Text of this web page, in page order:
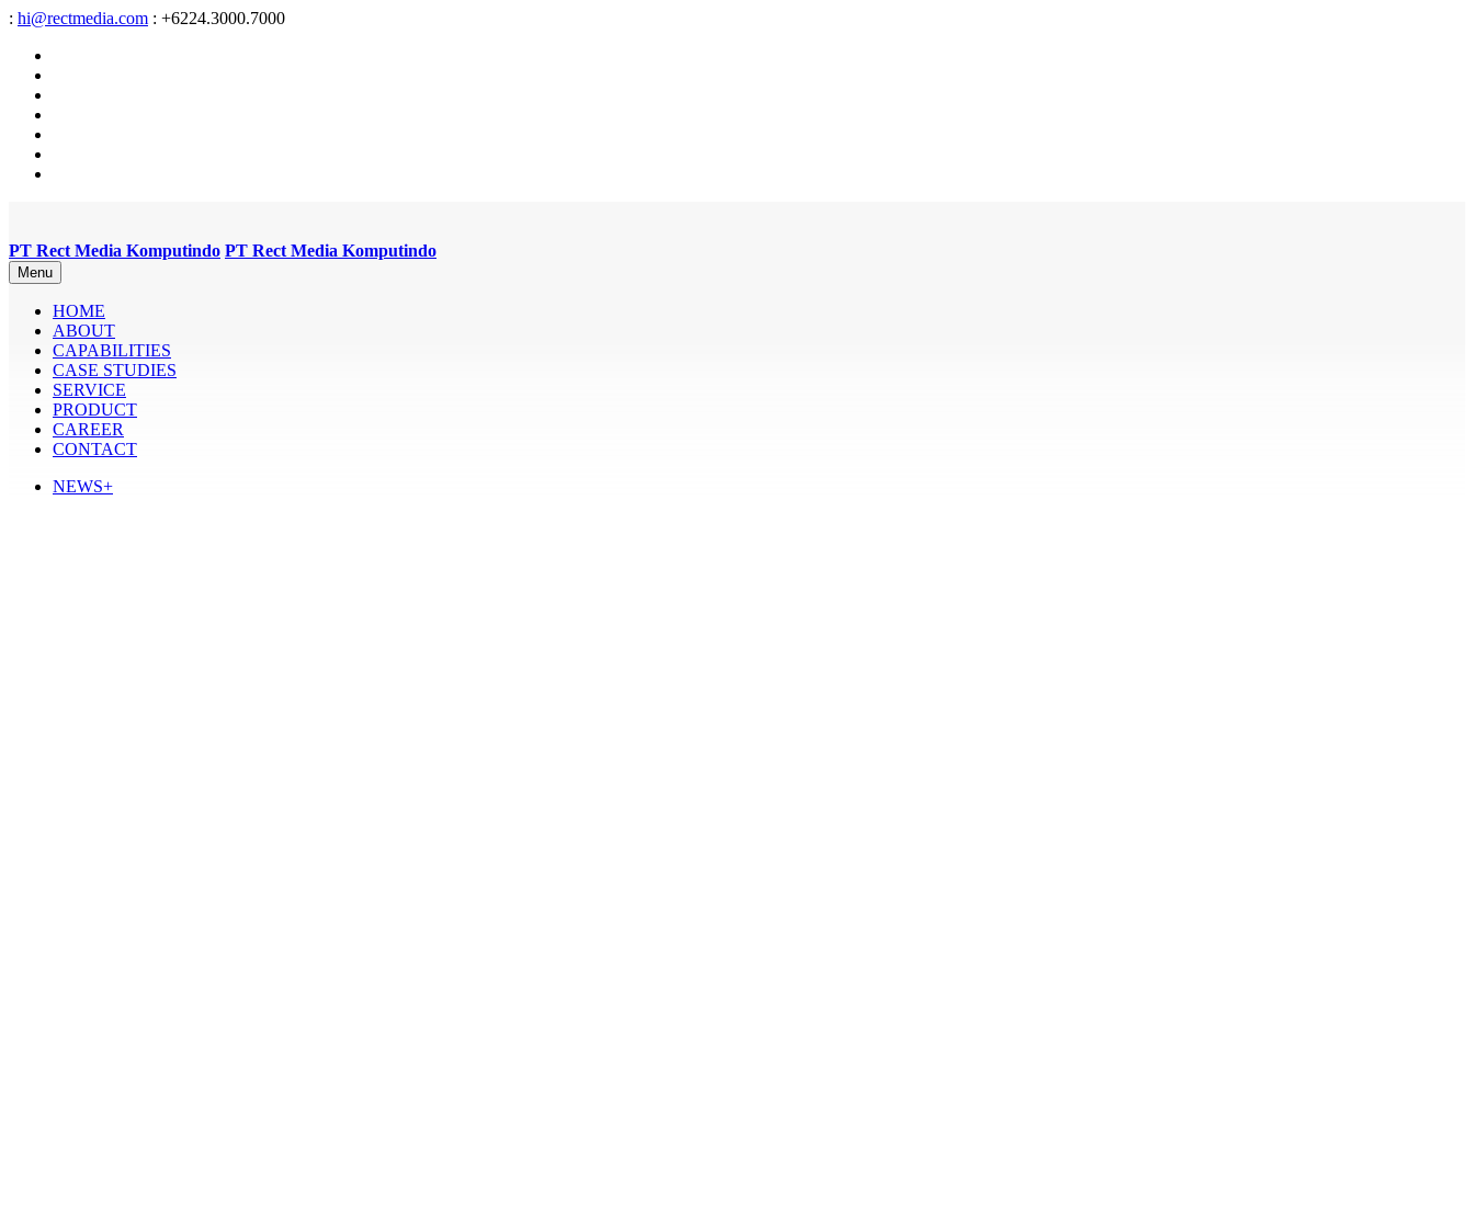
: hi@rectmedia.com : +6224.3000.7000
PT Rect Media Komputindo PT Rect Media Komputindo
Menu
HOME
ABOUT
CAPABILITIES
CASE STUDIES
SERVICE
PRODUCT
CAREER
CONTACT
NEWS+